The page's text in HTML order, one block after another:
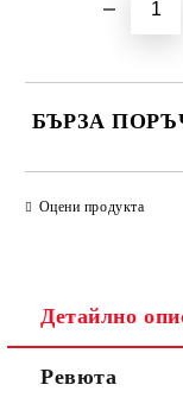
БЪРЗА
Оцени продукта
Детайлно
Ревюта